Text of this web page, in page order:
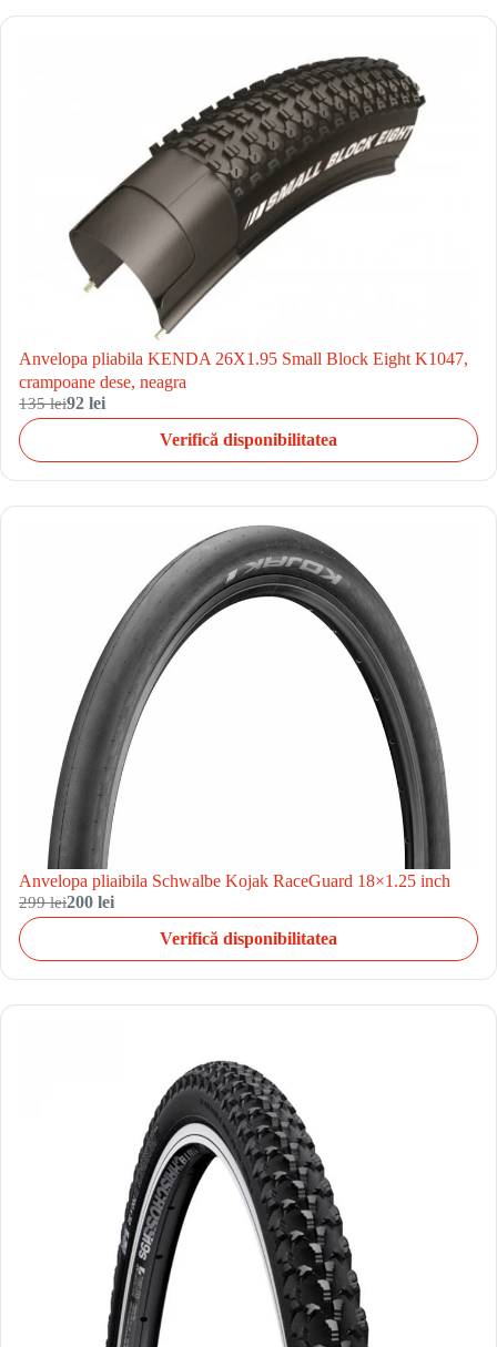
Anvelopa pliabila KENDA 26X1.95 Small Block Eight K1047,
crampoane dese, neagra
135 lei92 lei
Verifică disponibilitatea
Anvelopa pliaibila Schwalbe Kojak RaceGuard 18×1.25 inch
299 lei200 lei
Verifică disponibilitatea